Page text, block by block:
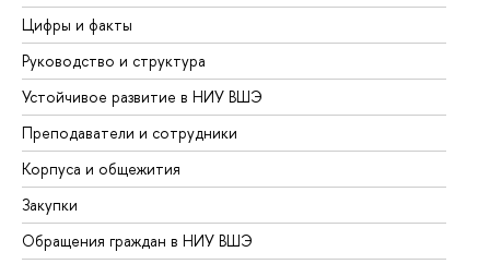
Цифры и факты
Руководство и структура
Устойчивое развитие в НИУ ВШЭ
Преподаватели и сотрудники
Корпуса и общежития
Закупки
Обращения граждан в НИУ ВШЭ